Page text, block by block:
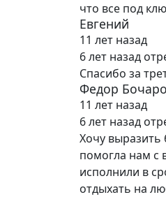
что все под
Евгений
11 лет назад
6 лет назад
Спасибо за
Федор
11 лет назад
6 лет назад
Хочу
помогла нам с
исполнили в
отдыхать на